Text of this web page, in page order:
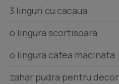
3 linguri cu cacaua
o lingura scortisoara
o lingura cafea macinata
zahar pudra pentru decor